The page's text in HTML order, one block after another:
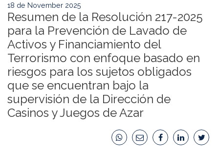
18 de November 2025
Resumen de la Resolución 217-2025
para la Prevención de Lavado de
Activos y Financiamiento del
Terrorismo con enfoque basado en
riesgos para los sujetos obligados
que se encuentran bajo la
supervisión de la Dirección de
Casinos y Juegos de Azar